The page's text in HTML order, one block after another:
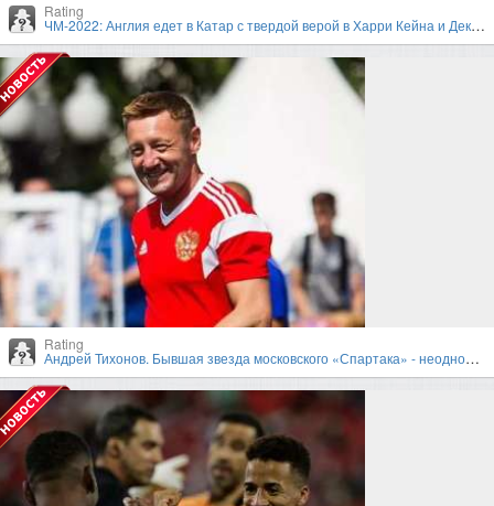
Rating
ЧМ-2022: Англия едет в Катар с твердой верой в Харри Кейна и Деклана Райса
Rating
Андрей Тихонов. Бывшая звезда московского «Спартака» - неоднозначный тренер